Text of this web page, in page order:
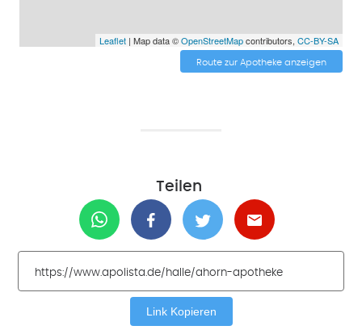
Leaflet| Map data ©OpenStreetMapcontributors, CC-BY-SA
Route zur Apotheke anzeigen
Teilen
Link Kopieren